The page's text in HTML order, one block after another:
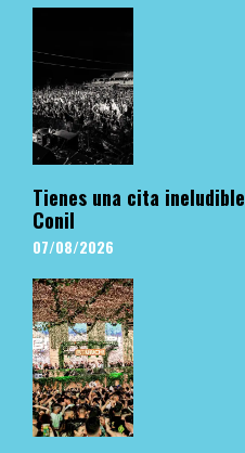
Tienes una cita
Conil
07/08/2026